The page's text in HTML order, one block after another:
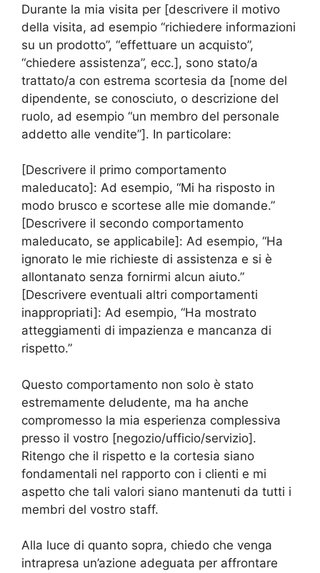
Durante la mia visita per [descrivere il motivo
della visita, ad esempio “richiedere informazioni
su un prodotto”, “effettuare un acquisto”,
“chiedere assistenza”, ecc.], sono stato/a
trattato/a con estrema scortesia da [nome del
dipendente, se conosciuto, o descrizione del
ruolo, ad esempio “un membro del personale
addetto alle vendite”]. In particolare:
[Descrivere il primo comportamento
maleducato]: Ad esempio, “Mi ha risposto in
modo brusco e scortese alle mie domande.”
[Descrivere il secondo comportamento
maleducato, se applicabile]: Ad esempio, “Ha
ignorato le mie richieste di assistenza e si è
allontanato senza fornirmi alcun aiuto.”
[Descrivere eventuali altri comportamenti
inappropriati]: Ad esempio, “Ha mostrato
atteggiamenti di impazienza e mancanza di
rispetto.”
Questo comportamento non solo è stato
estremamente deludente, ma ha anche
compromesso la mia esperienza complessiva
presso il vostro [negozio/ufficio/servizio].
Ritengo che il rispetto e la cortesia siano
fondamentali nel rapporto con i clienti e mi
aspetto che tali valori siano mantenuti da tutti i
membri del vostro staff.
Alla luce di quanto sopra, chiedo che venga
intrapresa un’azione adeguata per affrontare